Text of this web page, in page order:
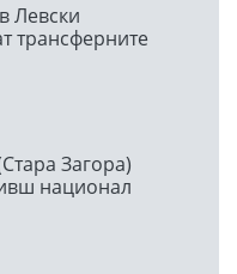
Левски
трансферните
Загора)
национал